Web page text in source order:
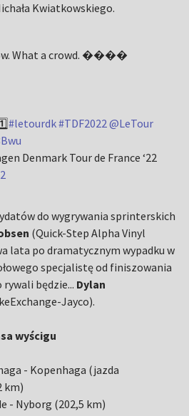
Kwiatkowskiego.
What a crowd. ����
#letourdk#TDF2022@LeTour
Denmark Tour de France ‘22
do wygrywania sprinterskich
(Quick-Step Alpha Vinyl
lata po dramatycznym wypadku w
specjalistę od finiszowania
rywali będzie... Dylan
Jayco).
wyścigu
- Kopenhaga (jazda
km)
- Nyborg (202,5 km)